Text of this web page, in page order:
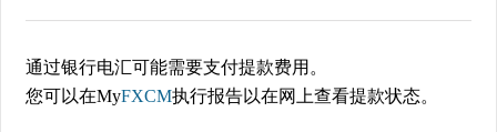
通过银行电汇可能需要支付提款费用。
您可以在MyFXCM执行报告以在网上查看提款状态。